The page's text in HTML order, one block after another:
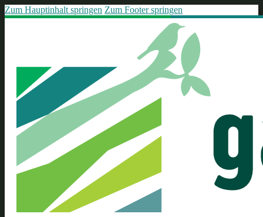
Zum Hauptinhalt springen Zum Footer springen